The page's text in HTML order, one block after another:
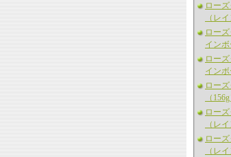
ロー
（レ
ロー
インボ
ロー
インボ
ロー
（156g
ロー
（レ
ロー
（レ